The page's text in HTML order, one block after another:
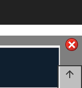
arrow_upward